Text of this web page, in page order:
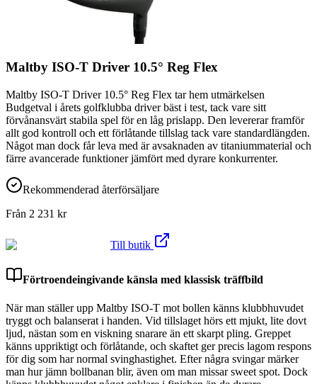
Maltby ISO-T Driver 10.5° Reg Flex
Maltby ISO-T Driver 10.5° Reg Flex tar hem utmärkelsen
Budgetval i årets golfklubba driver bäst i test, tack vare sitt
förvånansvärt stabila spel för en låg prislapp. Den levererar framför
allt god kontroll och ett förlåtande tillslag tack vare standardlängden.
Något man dock får leva med är avsaknaden av titaniummaterial och
färre avancerade funktioner jämfört med dyrare konkurrenter.
Rekommenderad återförsäljare
Från 2 231 kr
Till butik
Förtroendeingivande känsla med klassisk träffbild
När man ställer upp Maltby ISO-T mot bollen känns klubbhuvudet
tryggt och balanserat i handen. Vid tillslaget hörs ett mjukt, lite dovt
ljud, nästan som en viskning snarare än ett skarpt pling. Greppet
känns uppriktigt och förlåtande, och skaftet ger precis lagom respons
för dig som har normal svinghastighet. Efter några svingar märker
man hur jämn bollbanan blir, även om man missar sweet spot. Dock